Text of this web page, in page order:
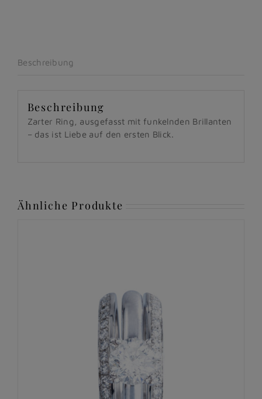
Menge
Beschreibung
Beschreibung
Zarter Ring, ausgefasst mit funkelnden Brillanten
– das ist Liebe auf den ersten Blick.
Ähnliche Produkte